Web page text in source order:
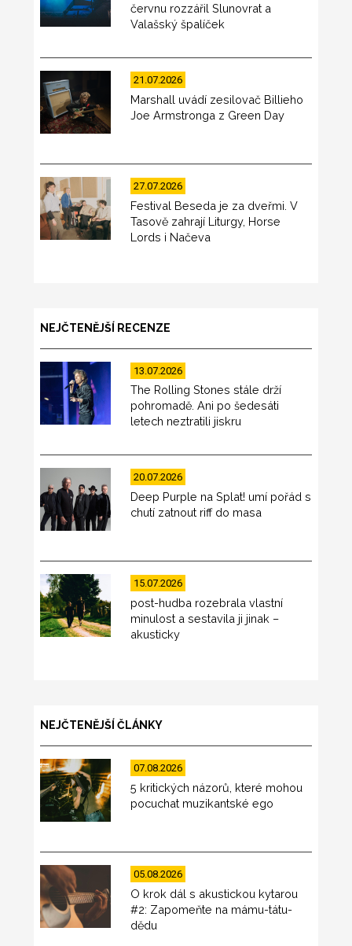
červnu rozzářil Slunovrat a
Valašský špalíček
21.07.2026
Marshall uvádí zesilovač Billieho
Joe Armstronga z Green Day
27.07.2026
Festival Beseda je za dveřmi. V
Tasově zahrají Liturgy, Horse
Lords i Načeva
NEJČTENĚJŠÍ RECENZE
13.07.2026
The Rolling Stones stále drží
pohromadě. Ani po šedesáti
letech neztratili jiskru
20.07.2026
Deep Purple na Splat! umí pořád s
chutí zatnout riff do masa
15.07.2026
post-hudba rozebrala vlastní
minulost a sestavila ji jinak –
akusticky
NEJČTENĚJŠÍ ČLÁNKY
07.08.2026
5 kritických názorů, které mohou
pocuchat muzikantské ego
05.08.2026
O krok dál s akustickou kytarou
#2: Zapomeňte na mámu-tátu-
dědu